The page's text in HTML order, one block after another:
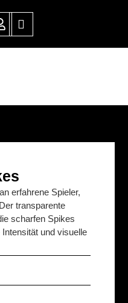
erfahrene Spieler,
transparente
scharfen Spikes
und visuelle